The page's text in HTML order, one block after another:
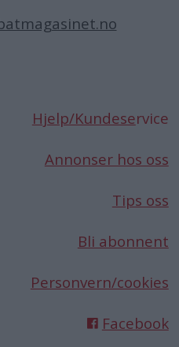
Hjelp/Kundeservice
Annonser hos oss
Tips oss
Bli abonnent
Personvern/cookies
Facebook